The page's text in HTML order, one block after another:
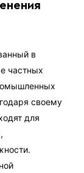
в
частных
своему
для